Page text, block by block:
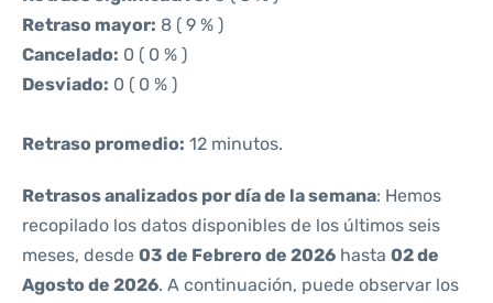
Retraso mayor: 8 ( 9 % )
Cancelado: 0 ( 0 % )
Desviado: 0 ( 0 % )
Retraso promedio: 12 minutos.
Retrasos analizados por día de la semana: Hemos
recopilado los datos disponibles de los últimos seis
meses, desde 03 de Febrero de 2026 hasta 02 de
Agosto de 2026. A continuación, puede observar los